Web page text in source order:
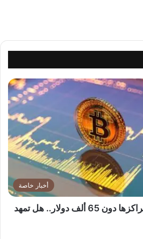
أخبار خاصة
حيتان بيتكوين تعزز مراكزها دون 65 ألف دولار.. هل تمهد